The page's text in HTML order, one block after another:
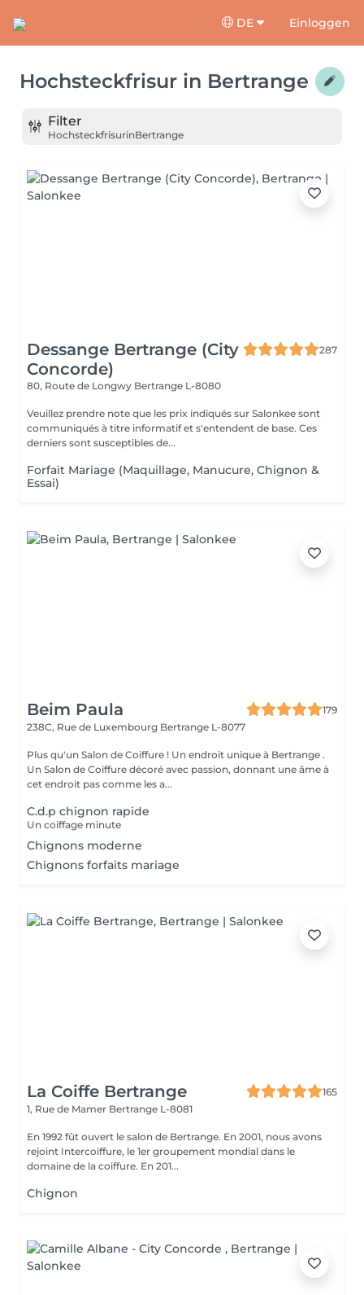
DE Einloggen
Hochsteckfrisur in Bertrange
Filter
HochsteckfrisurinBertrange
Dessange Bertrange (City
Concorde)
287
80, Route de Longwy Bertrange L-8080
Veuillez prendre note que les prix indiqués sur Salonkee sont
communiqués à titre informatif et s'entendent de base. Ces
derniers sont susceptibles de...
Forfait Mariage (Maquillage, Manucure, Chignon &
Essai)
Beim Paula
179
238C, Rue de Luxembourg Bertrange L-8077
Plus qu'un Salon de Coiffure ! Un endroit unique à Bertrange .
Un Salon de Coiffure décoré avec passion, donnant une âme à
cet endroit pas comme les a...
C.d.p chignon rapide
Un coiffage minute
Chignons moderne
Chignons forfaits mariage
La Coiffe Bertrange
165
1, Rue de Mamer Bertrange L-8081
En 1992 fût ouvert le salon de Bertrange. En 2001, nous avons
rejoint Intercoiffure, le 1er groupement mondial dans le
domaine de la coiffure. En 201...
Chignon